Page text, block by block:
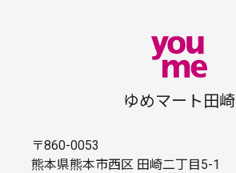
ゆめマート田崎
〒860-0053
熊本県熊本市西区 田崎二丁目5-1